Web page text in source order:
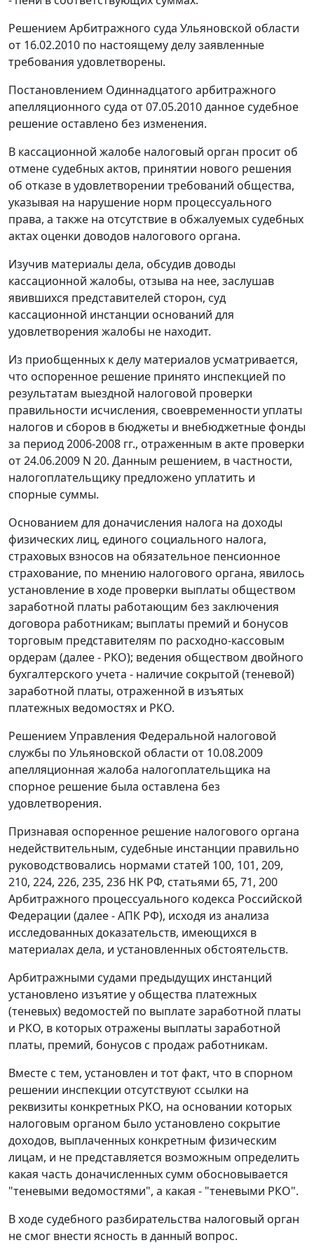
Решением Арбитражного суда Ульяновской области
от 16.02.2010 по настоящему делу заявленные
требования удовлетворены.
Постановлением Одиннадцатого арбитражного
апелляционного суда от 07.05.2010 данное судебное
решение оставлено без изменения.
В кассационной жалобе налоговый орган просит об
отмене судебных актов, принятии нового решения
об отказе в удовлетворении требований общества,
указывая на нарушение норм процессуального
права, а также на отсутствие в обжалуемых судебных
актах оценки доводов налогового органа.
Изучив материалы дела, обсудив доводы
кассационной жалобы, отзыва на нее, заслушав
явившихся представителей сторон, суд
кассационной инстанции оснований для
удовлетворения жалобы не находит.
Из приобщенных к делу материалов усматривается,
что оспоренное решение принято инспекцией по
результатам выездной налоговой проверки
правильности исчисления, своевременности уплаты
налогов и сборов в бюджеты и внебюджетные фонды
за период 2006-2008 гг., отраженным в акте проверки
от 24.06.2009 N 20. Данным решением, в частности,
налогоплательщику предложено уплатить и
спорные суммы.
Основанием для доначисления налога на доходы
физических лиц, единого социального налога,
страховых взносов на обязательное пенсионное
страхование, по мнению налогового органа, явилось
установление в ходе проверки выплаты обществом
заработной платы работающим без заключения
договора работникам; выплаты премий и бонусов
торговым представителям по расходно-кассовым
ордерам (далее - РКО); ведения обществом двойного
бухгалтерского учета - наличие сокрытой (теневой)
заработной платы, отраженной в изъятых
платежных ведомостях и РКО.
Решением Управления Федеральной налоговой
службы по Ульяновской области от 10.08.2009
апелляционная жалоба налогоплательщика на
спорное решение была оставлена без
удовлетворения.
Признавая оспоренное решение налогового органа
недействительным, судебные инстанции правильно
руководствовались нормами статей 100, 101, 209,
210, 224, 226, 235, 236 НК РФ, статьями 65, 71, 200
Арбитражного процессуального кодекса Российской
Федерации (далее - АПК РФ), исходя из анализа
исследованных доказательств, имеющихся в
материалах дела, и установленных обстоятельств.
Арбитражными судами предыдущих инстанций
установлено изъятие у общества платежных
(теневых) ведомостей по выплате заработной платы
и РКО, в которых отражены выплаты заработной
платы, премий, бонусов с продаж работникам.
Вместе с тем, установлен и тот факт, что в спорном
решении инспекции отсутствуют ссылки на
реквизиты конкретных РКО, на основании которых
налоговым органом было установлено сокрытие
доходов, выплаченных конкретным физическим
лицам, и не представляется возможным определить
какая часть доначисленных сумм обосновывается
"теневыми ведомостями", а какая - "теневыми РКО".
В ходе судебного разбирательства налоговый орган
не смог внести ясность в данный вопрос.